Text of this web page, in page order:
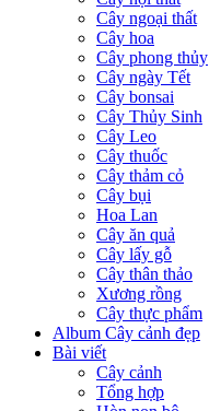
Cây ngoại thất
Cây hoa
Cây phong thủy
Cây ngày Tết
Cây bonsai
Cây Thủy Sinh
Cây Leo
Cây thuốc
Cây thảm cỏ
Cây bụi
Hoa Lan
Cây ăn quả
Cây lấy gỗ
Cây thân thảo
Xương rồng
Cây thực phẩm
Album Cây cảnh đẹp
Bài viết
Cây cảnh
Tổng hợp